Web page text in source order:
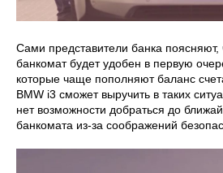
Сами представители банка
банкомат будет удобен в первую
которые чаще пополняют баланс
BMW i3 сможет выручить в таких
нет возможности добраться до
банкомата из-за соображений